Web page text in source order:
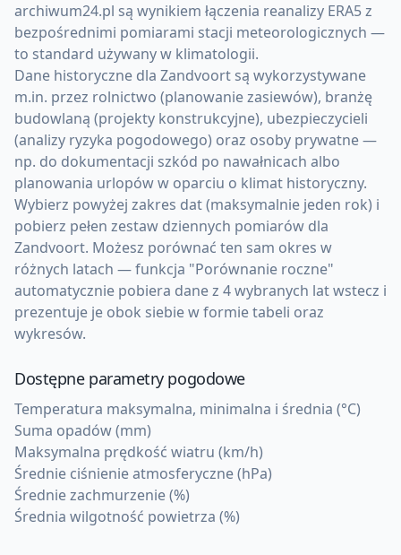
archiwum24.pl są wynikiem łączenia reanalizy ERA5 z
bezpośrednimi pomiarami stacji meteorologicznych —
to standard używany w klimatologii.
Dane historyczne dla Zandvoort są wykorzystywane
m.in. przez rolnictwo (planowanie zasiewów), branżę
budowlaną (projekty konstrukcyjne), ubezpieczycieli
(analizy ryzyka pogodowego) oraz osoby prywatne —
np. do dokumentacji szkód po nawałnicach albo
planowania urlopów w oparciu o klimat historyczny.
Wybierz powyżej zakres dat (maksymalnie jeden rok) i
pobierz pełen zestaw dziennych pomiarów dla
Zandvoort. Możesz porównać ten sam okres w
różnych latach — funkcja "Porównanie roczne"
automatycznie pobiera dane z 4 wybranych lat wstecz i
prezentuje je obok siebie w formie tabeli oraz
wykresów.
Dostępne parametry pogodowe
Temperatura maksymalna, minimalna i średnia (°C)
Suma opadów (mm)
Maksymalna prędkość wiatru (km/h)
Średnie ciśnienie atmosferyczne (hPa)
Średnie zachmurzenie (%)
Średnia wilgotność powietrza (%)